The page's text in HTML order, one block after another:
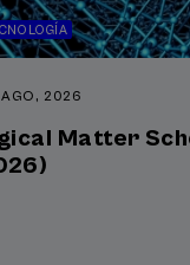
AGO, 2026
Matter